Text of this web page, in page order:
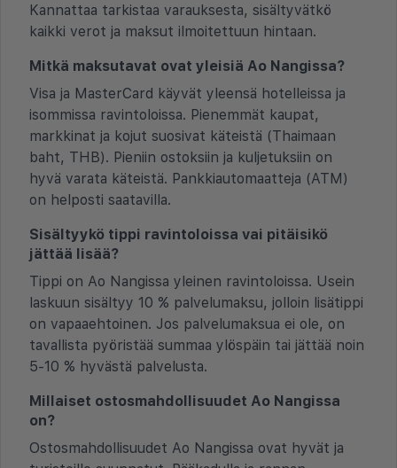
Kannattaa tarkistaa varauksesta, sisältyvätkö
kaikki verot ja maksut ilmoitettuun hintaan.
Mitkä maksutavat ovat yleisiä Ao Nangissa?
Visa ja MasterCard käyvät yleensä hotelleissa ja
isommissa ravintoloissa. Pienemmät kaupat,
markkinat ja kojut suosivat käteistä (Thaimaan
baht, THB). Pieniin ostoksiin ja kuljetuksiin on
hyvä varata käteistä. Pankkiautomaatteja (ATM)
on helposti saatavilla.
Sisältyykö tippi ravintoloissa vai pitäisikö
jättää lisää?
Tippi on Ao Nangissa yleinen ravintoloissa. Usein
laskuun sisältyy 10 % palvelumaksu, jolloin lisätippi
on vapaaehtoinen. Jos palvelumaksua ei ole, on
tavallista pyöristää summaa ylöspäin tai jättää noin
5-10 % hyvästä palvelusta.
Millaiset ostosmahdollisuudet Ao Nangissa
on?
Ostosmahdollisuudet Ao Nangissa ovat hyvät ja